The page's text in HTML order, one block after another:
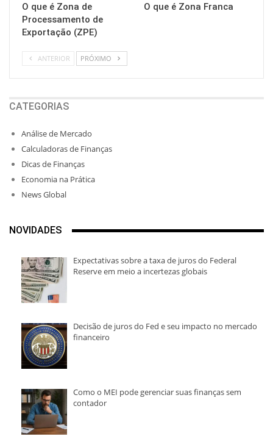
O que é Zona de
Processamento de
Exportação (ZPE)
O que é Zona Franca
ANTERIOR PRÓXIMO
CATEGORIAS
Análise de Mercado
Calculadoras de Finanças
Dicas de Finanças
Economia na Prática
News Global
NOVIDADES
Expectativas sobre a taxa de juros do Federal
Reserve em meio a incertezas globais
Decisão de juros do Fed e seu impacto no mercado
financeiro
Como o MEI pode gerenciar suas finanças sem
contador